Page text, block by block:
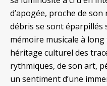
d’apogée, proche de
débris se sont éparpillés
mémoire musicale à
héritage culturel des
rythmiques, de son art,
un sentiment d’une